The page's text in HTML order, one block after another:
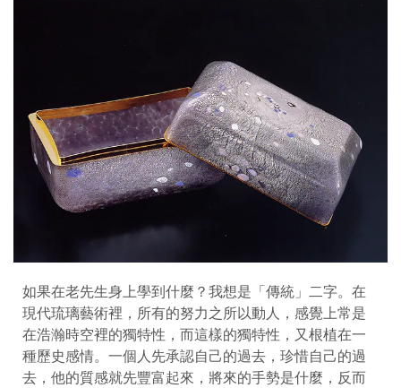
如果在老先生身上學到什麼？我想是「傳統」二字。在
現代琉璃藝術裡，所有的努力之所以動人，感覺上常是
在浩瀚時空裡的獨特性，而這樣的獨特性，又根植在一
種歷史感情。一個人先承認自己的過去，珍惜自己的過
去，他的質感就先豐富起來，將來的手勢是什麼，反而